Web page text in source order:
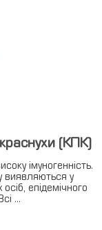
(КПК)
імуногенність.
виявляються у
епідемічного
…